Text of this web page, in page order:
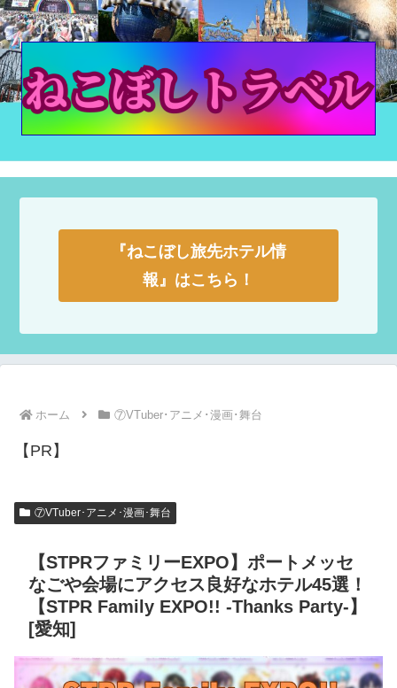
『ねこぼし旅先ホテル情
報』はこちら！
ホーム ⑦VTuber･アニメ･漫画･舞台
【PR】
⑦VTuber･アニメ･漫画･舞台
【STPRファミリーEXPO】ポートメッセ
なごや会場にアクセス良好なホテル45選！
【STPR Family EXPO!! -Thanks Party-】
[愛知]